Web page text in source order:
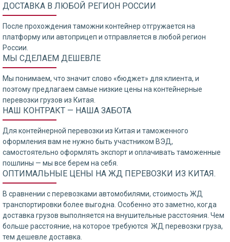
ДОСТАВКА В ЛЮБОЙ РЕГИОН РОССИИ
После прохождения таможни контейнер отгружается на
платформу или автоприцеп и отправляется в любой регион
России.
МЫ СДЕЛАЕМ ДЕШЕВЛЕ
Мы понимаем, что значит слово «бюджет» для клиента, и
поэтому предлагаем самые низкие цены на контейнерные
перевозки грузов из Китая.
НАШ КОНТРАКТ — НАША ЗАБОТА
Для контейнерной перевозки из Китая и таможенного
оформления вам не нужно быть участником ВЭД,
самостоятельно оформлять экспорт и оплачивать таможенные
пошлины — мы все берем на себя.
ОПТИМАЛЬНЫЕ ЦЕНЫ НА ЖД ПЕРЕВОЗКИ ИЗ КИТАЯ.
В сравнении с перевозками автомобилями, стоимость ЖД
транспортировки более выгодна. Особенно это заметно, когда
доставка грузов выполняется на внушительные расстояния. Чем
больше расстояние, на которое требуются ЖД перевозки груза,
тем дешевле доставка.